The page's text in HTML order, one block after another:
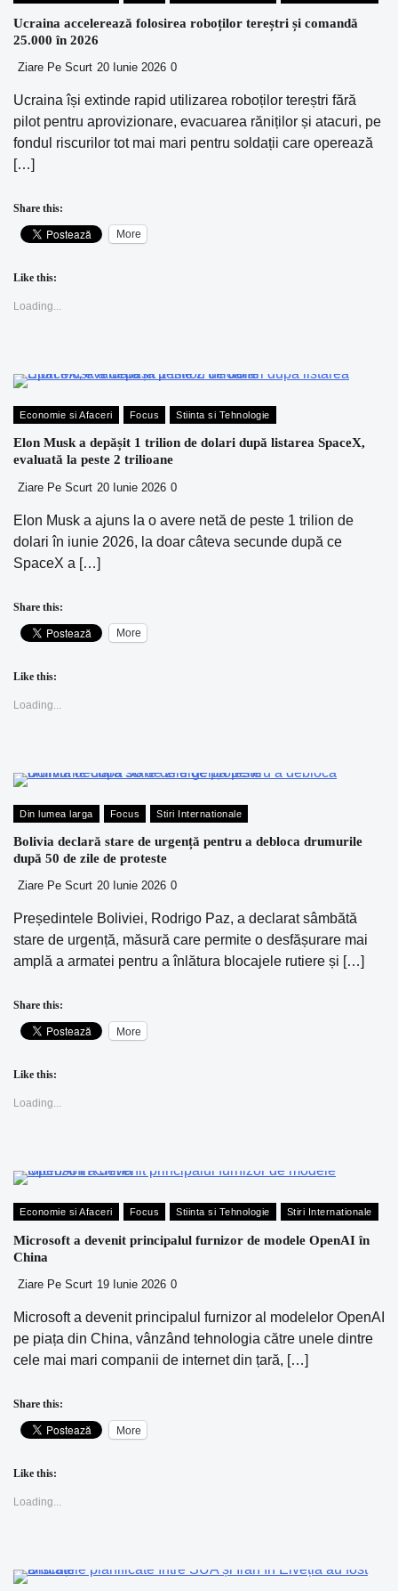
Ucraina accelerează folosirea roboților tereștri și comandă
25.000 în 2026
Ziare Pe Scurt 20 Iunie 2026 0
Ucraina își extinde rapid utilizarea roboților tereștri fără
pilot pentru aprovizionare, evacuarea răniților și atacuri, pe
fondul riscurilor tot mai mari pentru soldații care operează
[…]
Share this:
More
Like this:
Loading...
Economie si Afaceri Focus Stiinta si Tehnologie
Elon Musk a depășit 1 trilion de dolari după listarea SpaceX,
evaluată la peste 2 trilioane
Ziare Pe Scurt 20 Iunie 2026 0
Elon Musk a ajuns la o avere netă de peste 1 trilion de
dolari în iunie 2026, la doar câteva secunde după ce
SpaceX a […]
Share this:
More
Like this:
Loading...
Din lumea larga Focus Stiri Internationale
Bolivia declară stare de urgență pentru a debloca drumurile
după 50 de zile de proteste
Ziare Pe Scurt 20 Iunie 2026 0
Președintele Boliviei, Rodrigo Paz, a declarat sâmbătă
stare de urgență, măsură care permite o desfășurare mai
amplă a armatei pentru a înlătura blocajele rutiere și […]
Share this:
More
Like this:
Loading...
Economie si Afaceri Focus Stiinta si Tehnologie Stiri Internationale
Microsoft a devenit principalul furnizor de modele OpenAI în
China
Ziare Pe Scurt 19 Iunie 2026 0
Microsoft a devenit principalul furnizor al modelelor OpenAI
pe piața din China, vânzând tehnologia către unele dintre
cele mai mari companii de internet din țară, […]
Share this:
More
Like this:
Loading...